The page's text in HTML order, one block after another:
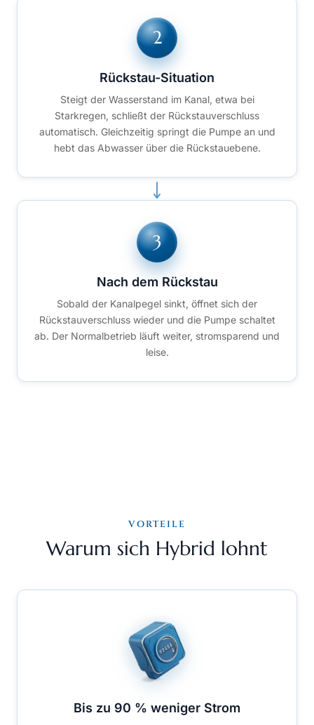
Rückstau-Situation
Steigt der Wasserstand im Kanal, etwa bei
Starkregen, schließt der Rückstauverschluss
automatisch. Gleichzeitig springt die Pumpe an und
hebt das Abwasser über die Rückstauebene.
Nach dem Rückstau
Sobald der Kanalpegel sinkt, öffnet sich der
Rückstauverschluss wieder und die Pumpe schaltet
ab. Der Normalbetrieb läuft weiter, stromsparend und
leise.
VORTEILE
Warum sich Hybrid lohnt
Bis zu 90 % weniger Strom